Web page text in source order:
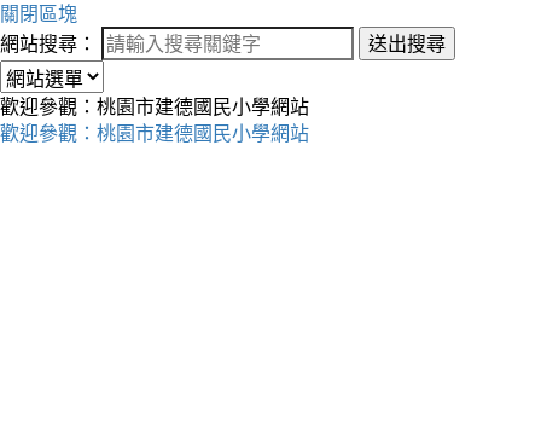
關閉區塊
網站搜尋：
送出搜尋
歡迎參觀：桃園市建德國民小學網站
歡迎參觀：桃園市建德國民小學網站